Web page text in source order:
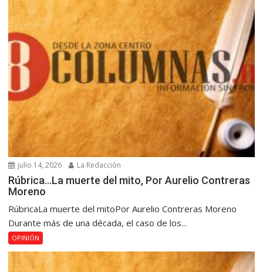
julio 14, 2026 La Redacción
Rúbrica…La muerte del mito, Por Aurelio Contreras
Moreno
RúbricaLa muerte del mitoPor Aurelio Contreras Moreno
Durante más de una década, el caso de los...
OPINIÓN